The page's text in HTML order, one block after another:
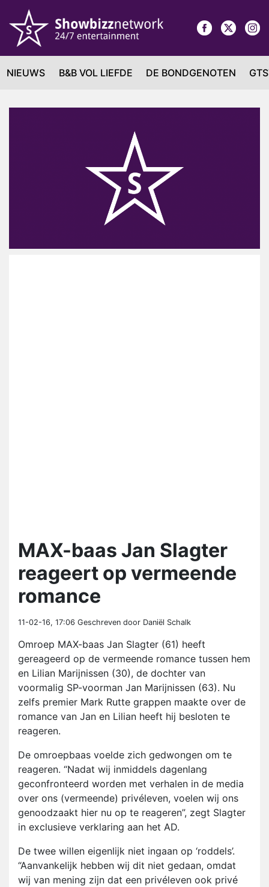
NIEUWS B&B VOL LIEFDE DE BONDGENOTEN
MAX-baas Jan Slagter
reageert op vermeende
romance
11-02-16, 17:06 Geschreven door Daniël Schalk
Omroep MAX-baas Jan Slagter (61) heeft
gereageerd op de vermeende romance tussen hem
en Lilian Marijnissen (30), de dochter van
voormalig SP-voorman Jan Marijnissen (63). Nu
zelfs premier Mark Rutte grappen maakte over de
romance van Jan en Lilian heeft hij besloten te
reageren.
De omroepbaas voelde zich gedwongen om te
reageren. “Nadat wij inmiddels dagenlang
geconfronteerd worden met verhalen in de media
over ons (vermeende) privéleven, voelen wij ons
genoodzaakt hier nu op te reageren”, zegt Slagter
in exclusieve verklaring aan het AD.
De twee willen eigenlijk niet ingaan op ‘roddels’.
“Aanvankelijk hebben wij dit niet gedaan, omdat
wij van mening zijn dat een privéleven ook privé